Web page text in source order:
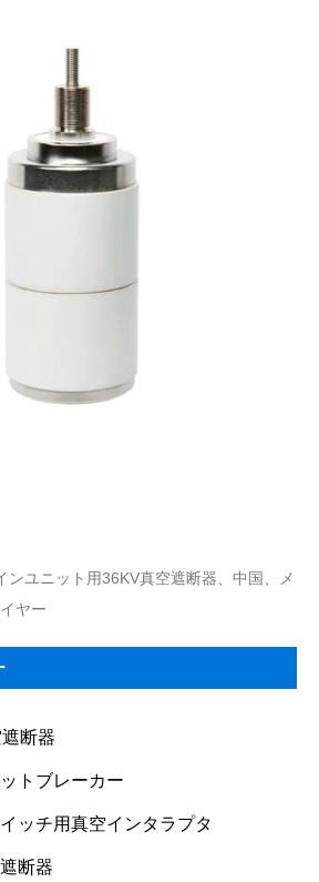
ンユニット用36KV真空遮断器、中国、メ
ヤー
断器
トブレーカー
ッチ用真空インタラプタ
断器